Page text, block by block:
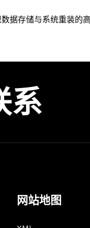
据存储与系统重装的
系
网站地图